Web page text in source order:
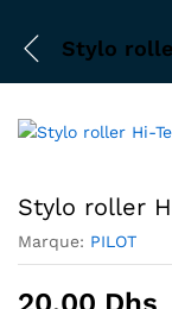
Stylo roller
Marque: PILOT